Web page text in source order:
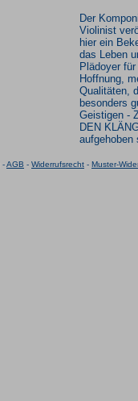
Der
Violinist
hier ein
das Leben
Plädoyer
Hoffnung,
Qualitäten,
besonders
Geistigen -
DEN
aufgehoben
-AGB - Widerrufsrecht - Muster-